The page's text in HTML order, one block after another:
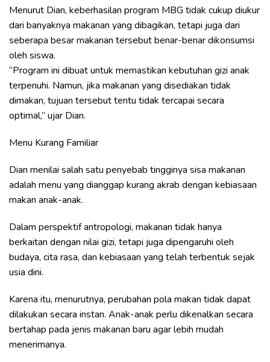
Menurut Dian, keberhasilan program MBG tidak cukup diukur
dari banyaknya makanan yang dibagikan, tetapi juga dari
seberapa besar makanan tersebut benar-benar dikonsumsi
oleh siswa.
“Program ini dibuat untuk memastikan kebutuhan gizi anak
terpenuhi. Namun, jika makanan yang disediakan tidak
dimakan, tujuan tersebut tentu tidak tercapai secara
optimal,” ujar Dian.
Menu Kurang Familiar
Dian menilai salah satu penyebab tingginya sisa makanan
adalah menu yang dianggap kurang akrab dengan kebiasaan
makan anak-anak.
Dalam perspektif antropologi, makanan tidak hanya
berkaitan dengan nilai gizi, tetapi juga dipengaruhi oleh
budaya, cita rasa, dan kebiasaan yang telah terbentuk sejak
usia dini.
Karena itu, menurutnya, perubahan pola makan tidak dapat
dilakukan secara instan. Anak-anak perlu dikenalkan secara
bertahap pada jenis makanan baru agar lebih mudah
menerimanya.